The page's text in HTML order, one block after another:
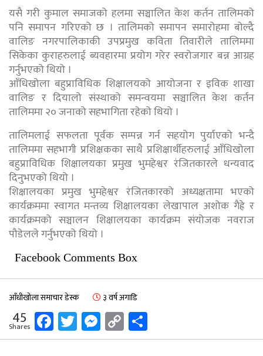
यसै गरी कुमाल समाजको हलमा सञ्चालित केश कर्तन तालिमको
पनि समापन गरिएको छ । तालिमको समापन समारोहमा बोल्दै
वालिङ नगरपालिकाकी उपप्रमुख कविता तिवारीले तालिममा
सिकेका कुराहरुलाई ब्यवहारमा प्रयोग गरेर स्वरोजगार बन्न आग्रह
गर्नुभएको थियो ।
आँधिखोला बहुप्राविधिक शिक्षालयको आयोजना र इविक शाखा
वालिङ र दियालो संस्थाको समन्वयमा सञ्चालित केश कर्तन
तालिममा २० जनाको सहभागिता रहेको थियो ।
तालिमलाई सफलता पूर्वक सम्पन्न गर्न सहयोग पुर्याएको भन्दै
तालिममा सहभागी प्रशिक्षकका साथै प्रशिक्षार्थीहरुलाई आँधिखोला
बहुप्राविधिक शिक्षालयका प्रमुख भुमहेश्वर रंजितकारले धन्यवाद
दिनुभएको थियो ।
शिक्षालयका प्रमुख भुमहेश्वर रंजितकारको अध्यक्षतामा भएको
कार्यक्रममा स्वागत मन्तव्य शिक्षालयका लेखापाल अशोक गैह्रे र
कार्यक्रमको सञ्चालन शिक्षालयका कार्यक्रम संयोजक नवराज
पौडेलले गर्नुभएको थियो ।
Facebook Comments Box
आँधीखोला समाचार डेस्क ३ वर्ष अगाडि
45
Shares Facebook
Twitter
Messenger
Copy
Link